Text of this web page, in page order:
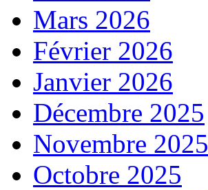
Mars 2026
Février 2026
Janvier 2026
Décembre 2025
Novembre 2025
Octobre 2025